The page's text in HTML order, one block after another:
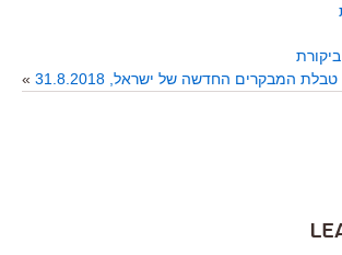
טבלת המבקרים החדשה של ישראל, 31.8.2018
»